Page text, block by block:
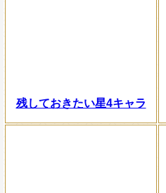
残しておきたい星4キャラ